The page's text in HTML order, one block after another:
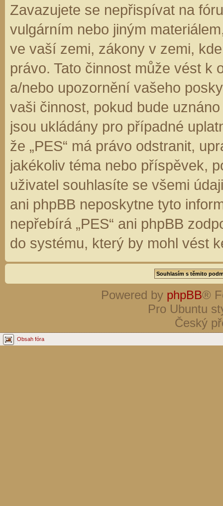
Zavazujete se nepřispívat na
vulgárním nebo jiným
ve vaší zemi, zákony v zemi,
právo. Tato činnost může vést k
a/nebo upozornění vašeho
vaši činnost, pokud bude
jsou ukládány pro případné
že „PES“ má právo odstranit,
jakékoliv téma nebo příspěvek,
uživatel souhlasíte se všemi
ani phpBB neposkytne tyto
nepřebírá „PES“ ani phpBB
do systému, který by mohl vést
Powered by phpBB®
Pro Ubuntu
Český
Obsah fóra